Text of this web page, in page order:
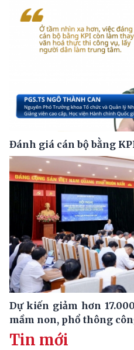
Đánh giá cán bộ bằng
Dự kiến giảm hơn
mầm non, phổ thông
Tin mới